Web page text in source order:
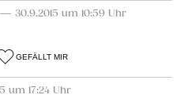
— 30.9.2015 um 10:59 Uhr
GEFÄLLT MIR
um 17:24 Uhr